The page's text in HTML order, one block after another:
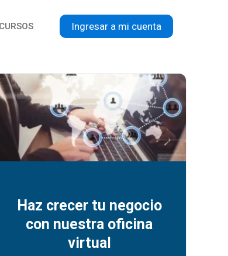
Ingresar a mi cuenta
Haz crecer tu negocio
con nuestra oficina
virtual